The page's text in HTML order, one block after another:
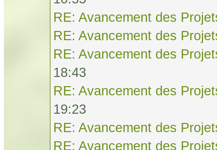
RE: Avancement des
RE: Avancement des
RE: Avancement des
18:43
RE: Avancement des
19:23
RE: Avancement des
RE: Avancement des